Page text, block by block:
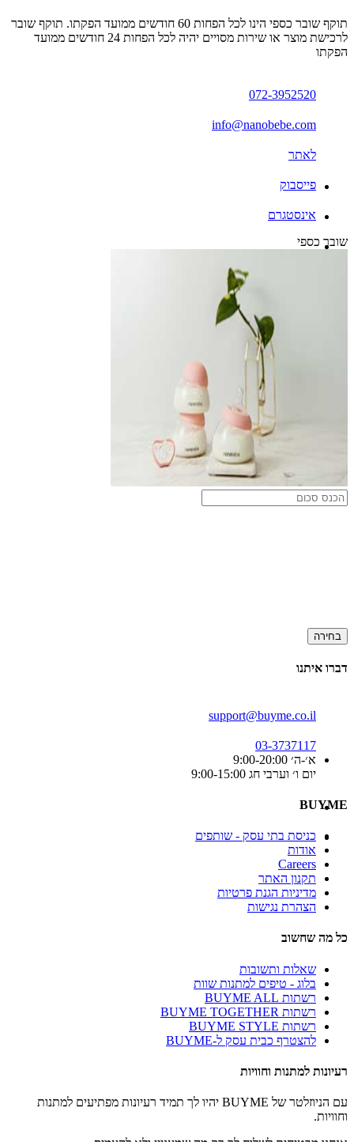
תוקף שובר כספי הינו לכל הפחות 60 חודשים ממועד הפקתו. תוקף שובר
לרכישת מוצר או שירות מסויים יהיה לכל הפחות 24 חודשים ממועד
הפקתו
072-3952520
info@nanobebe.com
לאתר
פייסבוק
אינסטגרם
שובר כספי
בחירה
דברו איתנו
support@buyme.co.il
03-3737117
א׳-ה׳ 9:00-20:00
יום ו׳ וערבי חג 9:00-15:00
BUYME
כניסת בתי עסק - שותפים
אודות
Careers
תקנון האתר
מדיניות הגנת פרטיות
הצהרת נגישות
כל מה שחשוב
שאלות ותשובות
בלוג - טיפים למתנות שוות
רשתות BUYME ALL
רשתות BUYME TOGETHER
רשתות BUYME STYLE
להצטרף כבית עסק ל-BUYME
רעיונות למתנות וחוויות
עם הניוזלטר של BUYME יהיו לך תמיד רעיונות מפתיעים למתנות
וחוויות.